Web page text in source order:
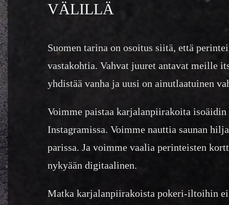
VÄLILLÄ
Suomen tarina on osoitus siitä, että
vastakohtia. Vahvat juuret antavat meille
yhdistää vanha ja uusi on ainutlaatuinen
Voimme paistaa karjalanpiirakoita
Instagramissa. Voimme nauttia saunan
parissa. Ja voimme vaalia perinteisten
nykyään digitaalinen.
Matka karjalanpiirakoista pokeri-iltoihin ei